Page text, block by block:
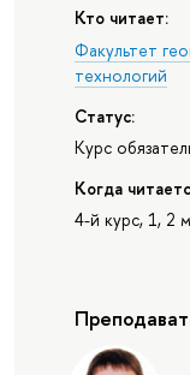
Кто читает:
Факультет
технологий
Статус:
Курс
Когда
4-й курс, 1, 2